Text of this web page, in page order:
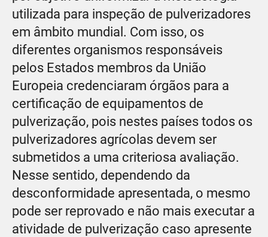
utilizada para inspeção de pulverizadores
em âmbito mundial. Com isso, os
diferentes organismos responsáveis
pelos Estados membros da União
Europeia credenciaram órgãos para a
certificação de equipamentos de
pulverização, pois nestes países todos os
pulverizadores agrícolas devem ser
submetidos a uma criteriosa avaliação.
Nesse sentido, dependendo da
desconformidade apresentada, o mesmo
pode ser reprovado e não mais executar a
atividade de pulverização caso apresente